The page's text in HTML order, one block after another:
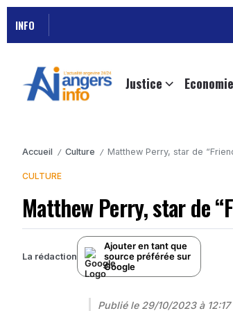
INFO
Justice Economie
Accueil / Culture / Matthew Perry, star de
CULTURE
Matthew Perry, star de
La rédaction
Ajouter en tant que
source préférée sur
Google
Publié le 29/10/2023 à 12:17